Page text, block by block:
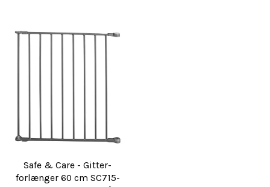
Safe & Care - Gitter-
forlænger 60 cm SC715-